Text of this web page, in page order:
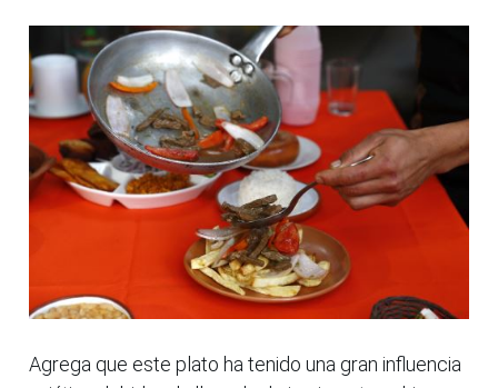
Agrega que este plato ha tenido una gran influencia